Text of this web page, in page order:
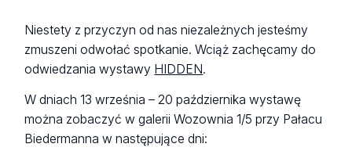
Niestety z przyczyn od nas niezależnych jesteśmy
zmuszeni odwołać spotkanie. Wciąż zachęcamy do
odwiedzania wystawy HIDDEN.
W dniach 13 września – 20 października wystawę
można zobaczyć w galerii Wozownia 1/5 przy Pałacu
Biedermanna w następujące dni: